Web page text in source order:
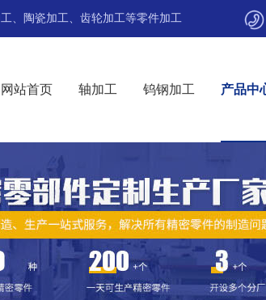
、 陶瓷加工、齿轮加工等零件加工
网站首页 轴加工 钨钢加工 产品中